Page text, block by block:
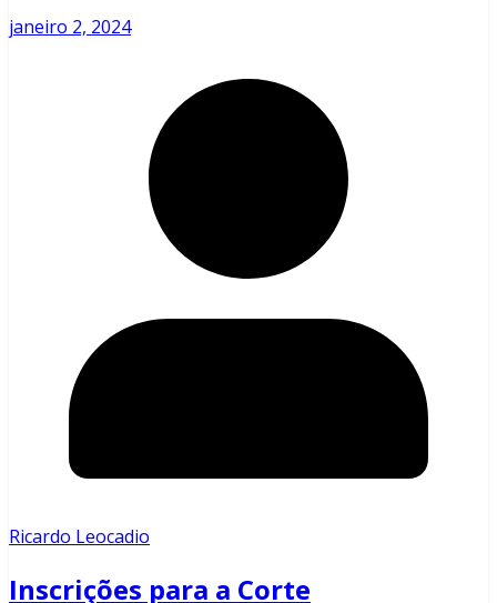
janeiro 2, 2024
Ricardo Leocadio
Inscrições para a Corte